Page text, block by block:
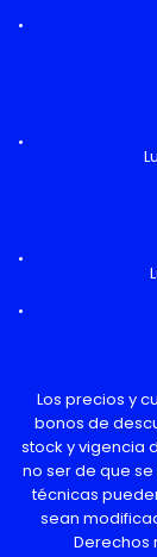
Los precios y
bonos de
stock y vigencia
no ser de que
técnicas
sean
Derechos